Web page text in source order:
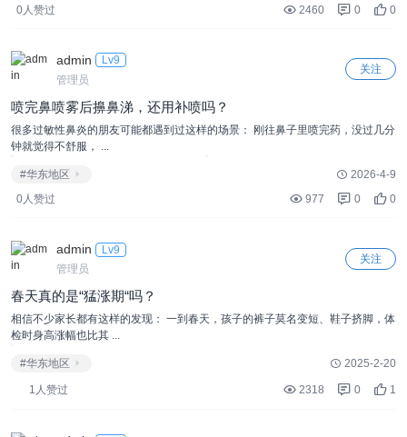
0人赞过
2460 0 0
admin
Lv9
管理员
关注
喷完鼻喷雾后擤鼻涕，还用补喷吗？
很多过敏性鼻炎的朋友可能都遇到过这样的场景： 刚往鼻子里喷完药，没过几分
钟就觉得不舒服， ...
#华东地区
2026-4-9
0人赞过
977 0 0
admin
Lv9
管理员
关注
春天真的是“猛涨期“吗？
相信不少家长都有这样的发现： 一到春天，孩子的裤子莫名变短、鞋子挤脚，体
检时身高涨幅也比其 ...
#华东地区 2025-2-20
1人赞过 2318 0 1